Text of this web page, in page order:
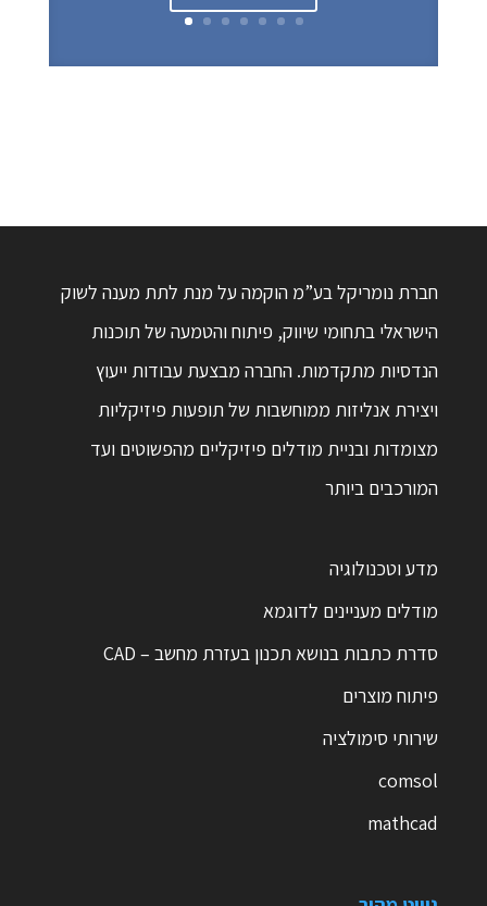
חברת נומריקל בע”מ הוקמה על מנת לתת מענה לשוק
הישראלי בתחומי שיווק, פיתוח והטמעה של תוכנות
הנדסיות מתקדמות. החברה מבצעת עבודות ייעוץ
ויצירת אנליזות ממוחשבות של תופעות פיזיקליות
מצומדות ובניית מודלים פיזיקליים מהפשוטים ועד
המורכבים ביותר
מדע וטכנולוגיה
מודלים מעניינים לדוגמא
סדרת כתבות בנושא תכנון בעזרת מחשב – CAD
פיתוח מוצרים
שירותי סימולציה
comsol
mathcad